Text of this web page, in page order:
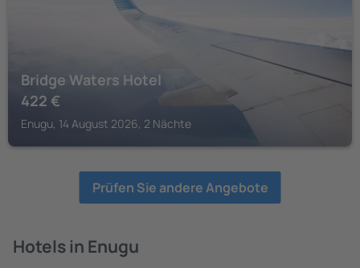
Bridge Waters Hotel
422 €
Enugu, 14 August 2026, 2 Nächte
Prüfen Sie andere Angebote
Hotels in Enugu